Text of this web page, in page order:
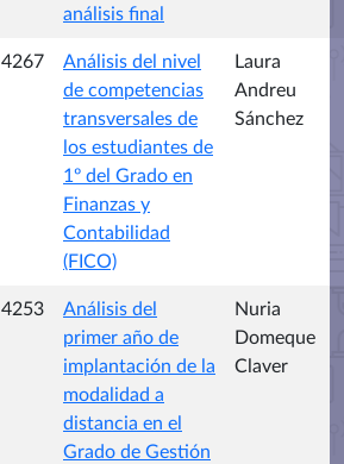
análisis final
4267
Análisis del nivel
de competencias
transversales de
los estudiantes de
1º del Grado en
Finanzas y
Contabilidad
(FICO)
Laura
Andreu
Sánchez
4253
Análisis del
primer año de
implantación de la
modalidad a
distancia en el
Grado de Gestión
Nuria
Domeque
Claver